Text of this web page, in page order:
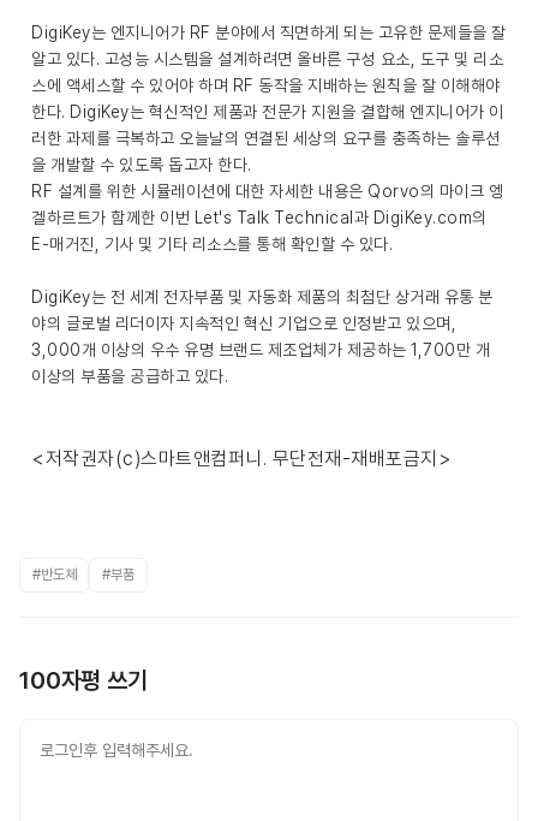
DigiKey는 엔지니어가 RF 분야에서 직면하게 되는 고유한 문제들을 잘
알고 있다. 고성능 시스템을 설계하려면 올바른 구성 요소, 도구 및 리소
스에 액세스할 수 있어야 하며 RF 동작을 지배하는 원칙을 잘 이해해야
한다. DigiKey는 혁신적인 제품과 전문가 지원을 결합해 엔지니어가 이
러한 과제를 극복하고 오늘날의 연결된 세상의 요구를 충족하는 솔루션
을 개발할 수 있도록 돕고자 한다.
RF 설계를 위한 시뮬레이션에 대한 자세한 내용은 Qorvo의 마이크 엥
겔하르트가 함께한 이번 Let's Talk Technical 과 DigiKey.com의
E-매거진, 기사 및 기타 리소스를 통해 확인할 수 있다.
DigiKey는 전 세계 전자부품 및 자동화 제품의 최첨단 상거래 유통 분
야의 글로벌 리더이자 지속적인 혁신 기업으로 인정받고 있으며,
3,000개 이상의 우수 유명 브랜드 제조업체가 제공하는 1,700만 개
이상의 부품을 공급하고 있다.
<저작권자(c)스마트앤컴퍼니. 무단전재-재배포금지>
#반도체 #부품
100자평 쓰기